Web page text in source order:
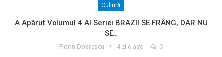
Cultură
A Apărut Volumul 4 Al Seriei BRAZII SE FRÂNG, DAR NU
SE…
Florin Dobrescu 4 zile ago 0